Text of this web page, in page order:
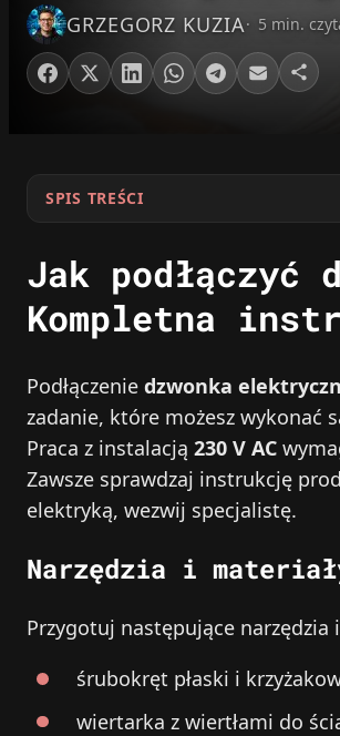
GRZEGORZ KUZIA 5 min.
SPIS TREŚCI
Jak podłączyć
Kompletna
Podłączenie dzwonka
zadanie, które możesz wykonać
Praca z instalacją 230 V AC
Zawsze sprawdzaj instrukcję
elektryką, wezwij specjalistę.
Narzędzia i
Przygotuj następujące narzędzia
śrubokręt płaski i
wiertarka z wiertłami do